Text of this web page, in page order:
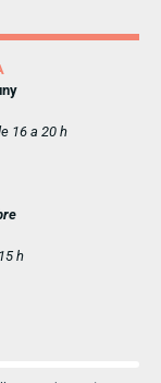
16 a 20 h
h